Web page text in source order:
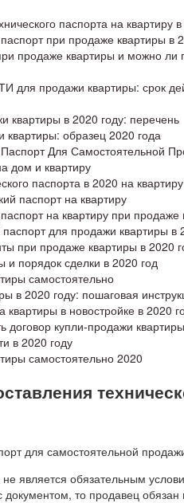
паспорта на квартиру
при продаже квартиры в
продаже квартиры и можно ли
для продажи квартиры: срок
квартиры в 2020 году: перечень
квартиры: образец 2020 года
Для Самостоятельной
дом и квартиру
паспорта в 2020 на квартиру
паспорт на квартиру
на квартиру при продаже
для продажи квартиры в
при продаже квартиры в 2020
и порядок сделки в 2020 год
самостоятельно
в 2020 году: пошаговая
квартиры в новостройке в 2020
договор купли-продажи
в 2020 году
самостоятельно 2020
является обязательным
документом, то продавец обязан